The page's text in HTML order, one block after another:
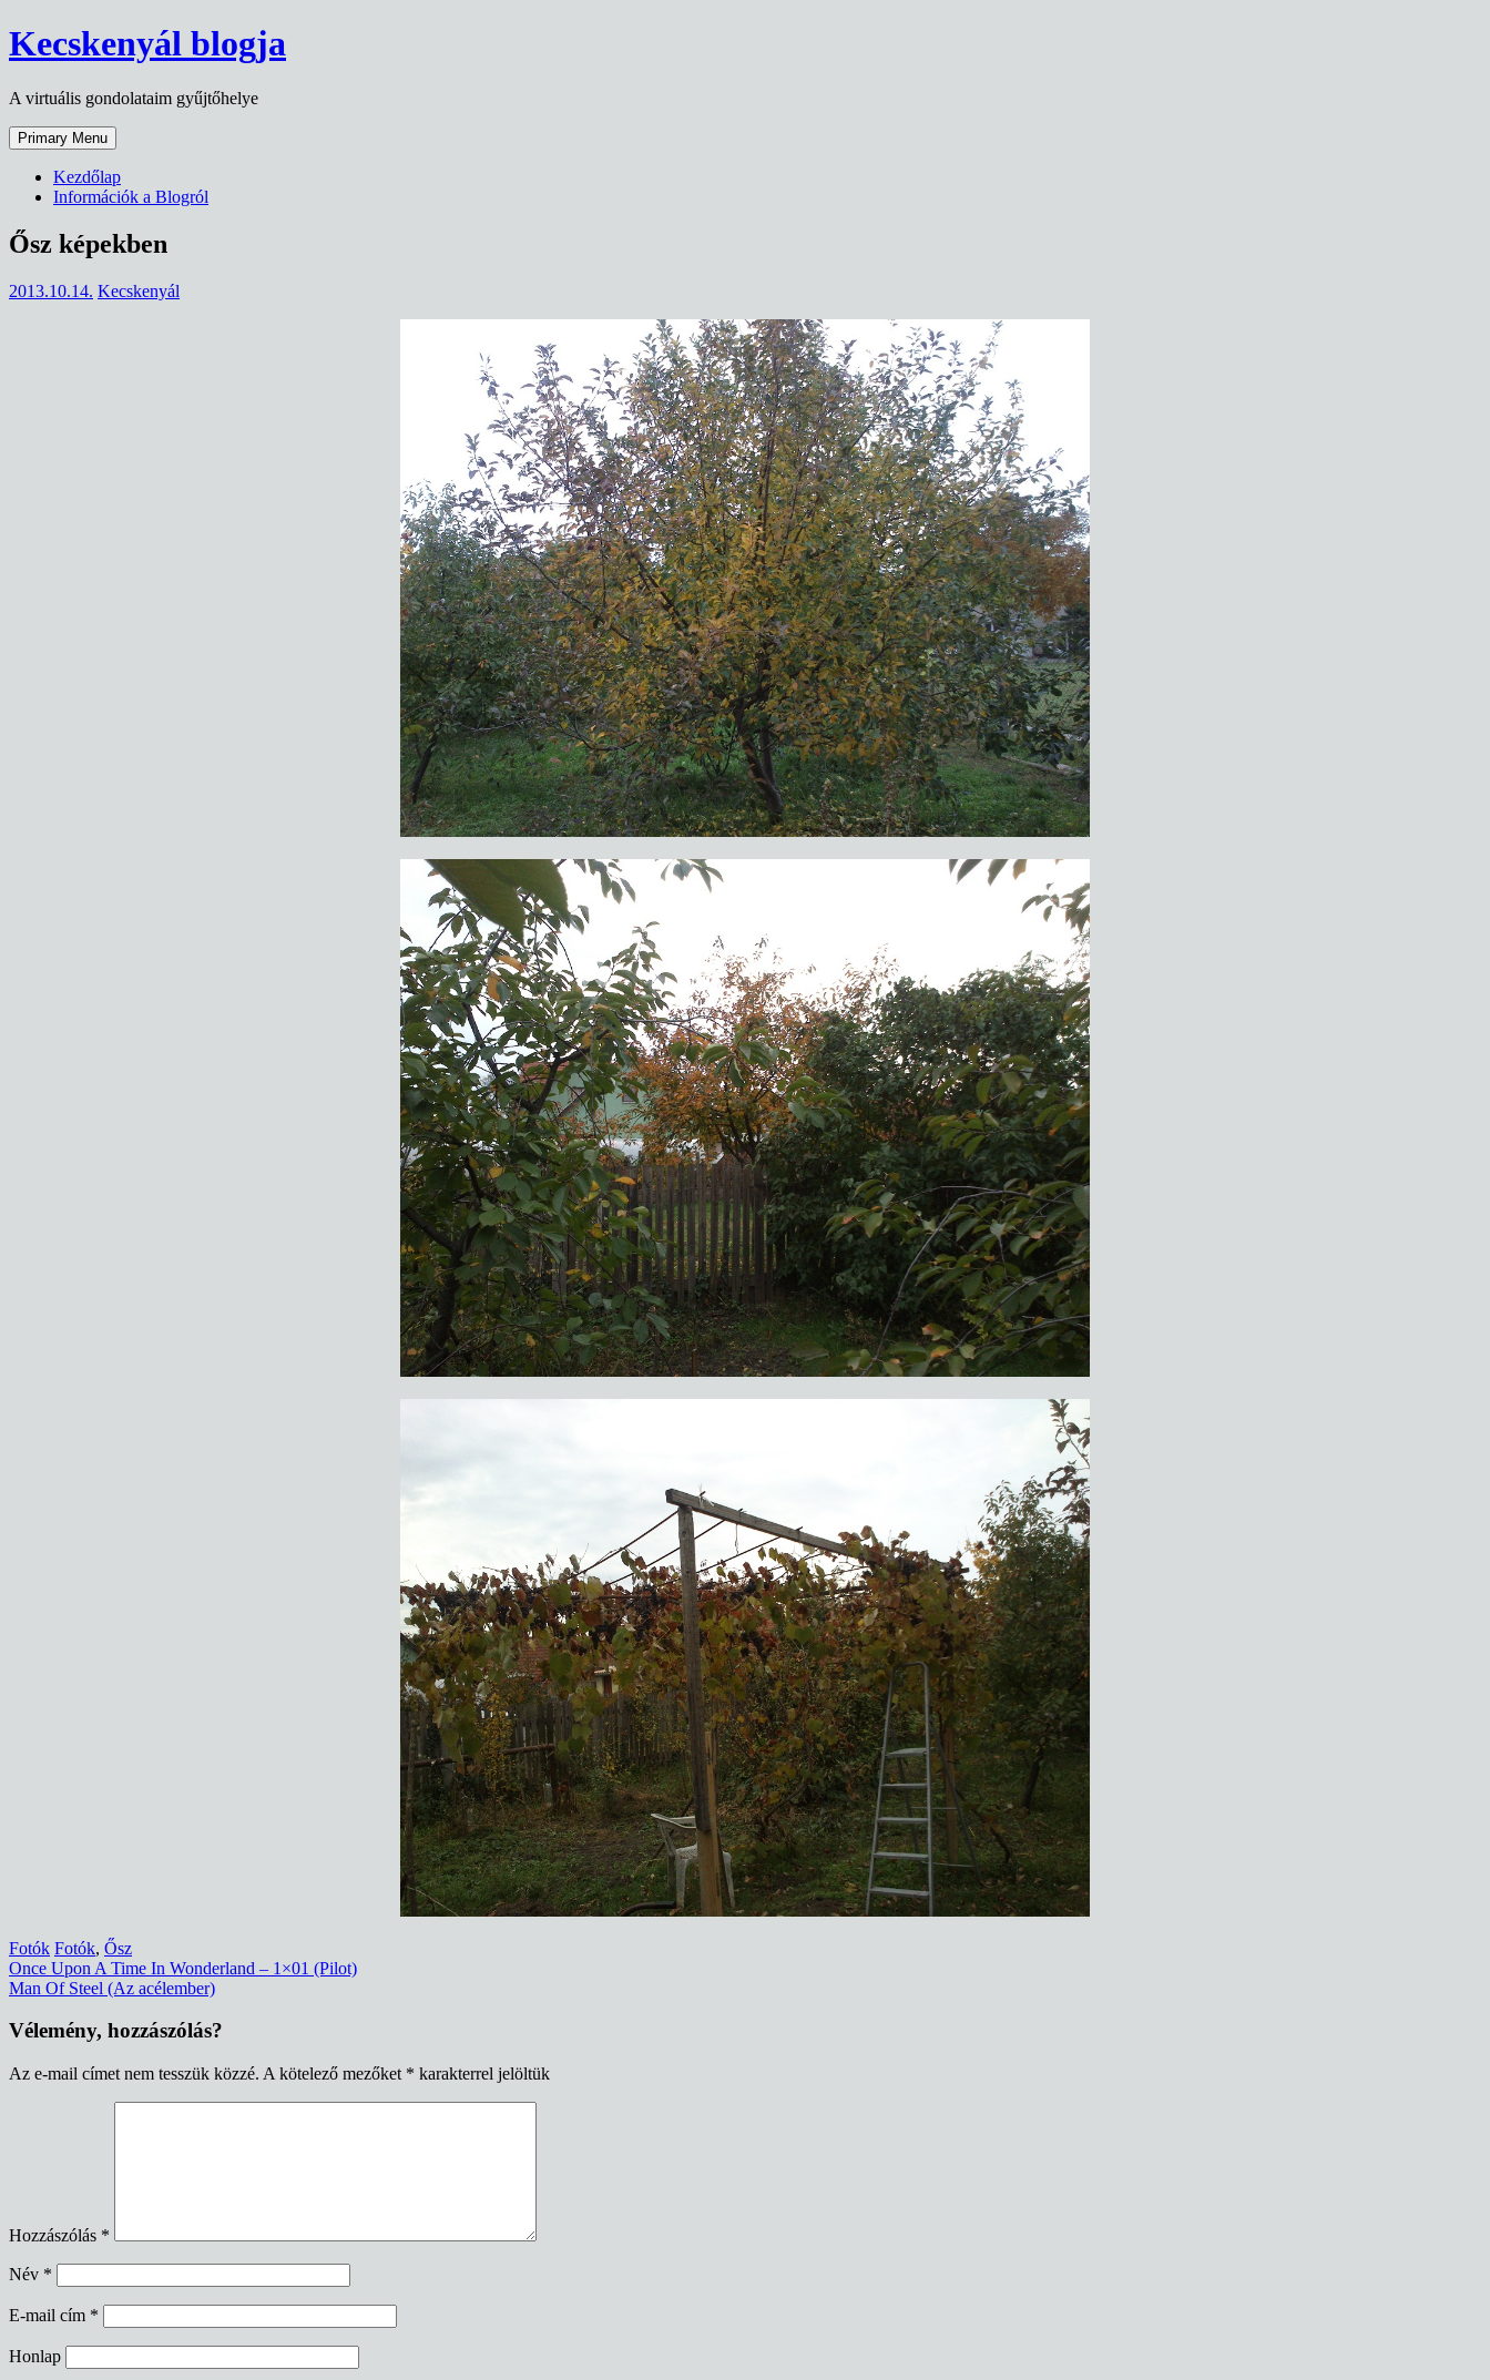
Skip
to
Kecskenyál blogja
A virtuális gondolataim gyűjtőhelye
Primary Menu
Kezdőlap
Információk a Blogról
Ősz képekben
2013.10.14. Kecskenyál
Fotók Fotók, Ősz
Bejegyzés
navigáció
Once Upon A Time In Wonderland – 1×01 (Pilot)
Man Of Steel (Az acélember)
Vélemény, hozzászólás?
Az e-mail címet nem tesszük közzé. A kötelező mezőket * karakterrel jelöltük
Hozzászólás *
Név *
E-mail cím *
Honlap